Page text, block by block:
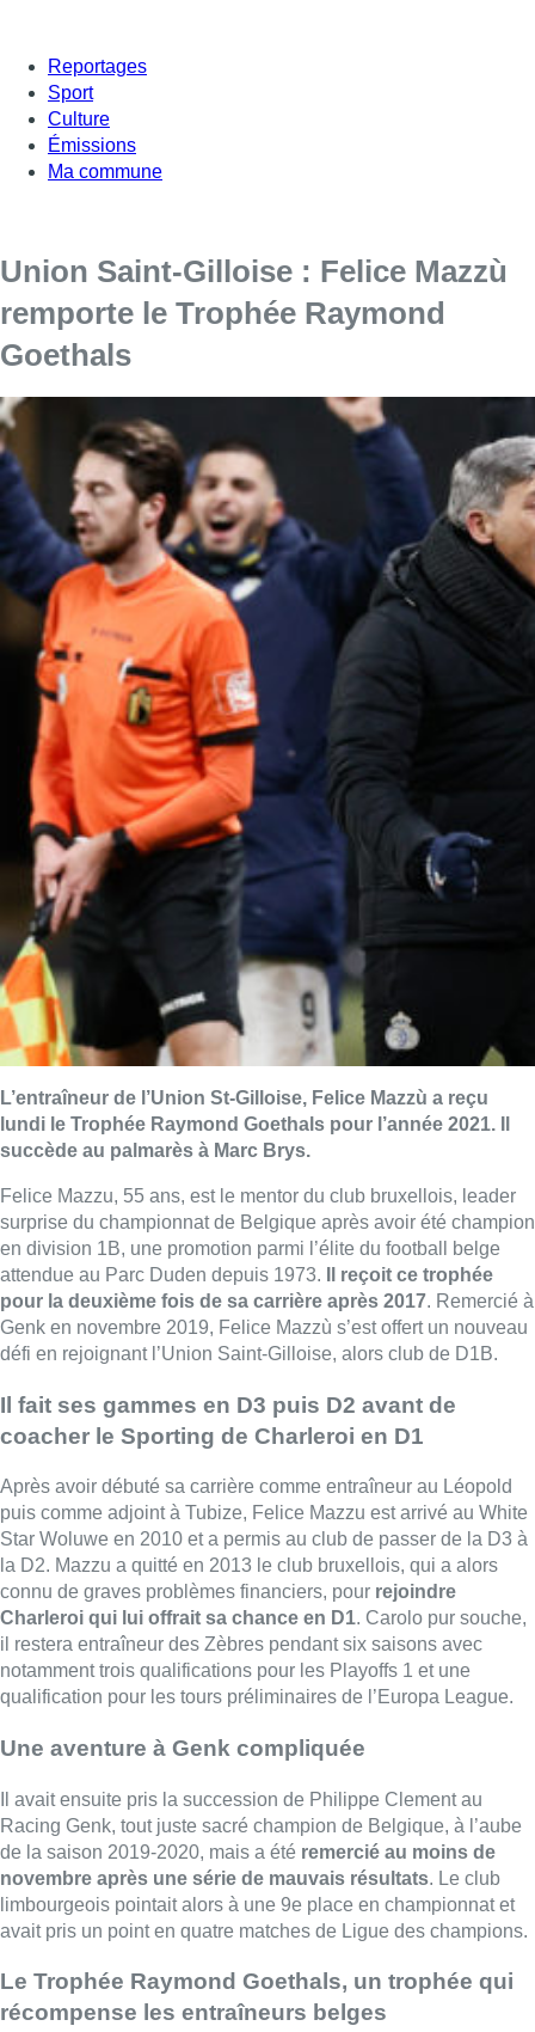
Reportages
Sport
Culture
Émissions
Ma commune
Union Saint-Gilloise : Felice Mazzù
remporte le Trophée Raymond
Goethals
L’entraîneur de l’Union St-Gilloise, Felice Mazzù a reçu
lundi le Trophée Raymond Goethals pour l’année 2021. Il
succède au palmarès à Marc Brys.
Felice Mazzu, 55 ans, est le mentor du club bruxellois, leader
surprise du championnat de Belgique après avoir été champion
en division 1B, une promotion parmi l’élite du football belge
attendue au Parc Duden depuis 1973. Il reçoit ce trophée
pour la deuxième fois de sa carrière après 2017. Remercié à
Genk en novembre 2019, Felice Mazzù s’est offert un nouveau
défi en rejoignant l’Union Saint-Gilloise, alors club de D1B.
Il fait ses gammes en D3 puis D2 avant de
coacher le Sporting de Charleroi en D1
Après avoir débuté sa carrière comme entraîneur au Léopold
puis comme adjoint à Tubize, Felice Mazzu est arrivé au White
Star Woluwe en 2010 et a permis au club de passer de la D3 à
la D2. Mazzu a quitté en 2013 le club bruxellois, qui a alors
connu de graves problèmes financiers, pour rejoindre
Charleroi qui lui offrait sa chance en D1. Carolo pur souche,
il restera entraîneur des Zèbres pendant six saisons avec
notamment trois qualifications pour les Playoffs 1 et une
qualification pour les tours préliminaires de l’Europa League.
Une aventure à Genk compliquée
Il avait ensuite pris la succession de Philippe Clement au
Racing Genk, tout juste sacré champion de Belgique, à l’aube
de la saison 2019-2020, mais a été remercié au moins de
novembre après une série de mauvais résultats. Le club
limbourgeois pointait alors à une 9e place en championnat et
avait pris un point en quatre matches de Ligue des champions.
Le Trophée Raymond Goethals, un trophée qui
récompense les entraîneurs belges